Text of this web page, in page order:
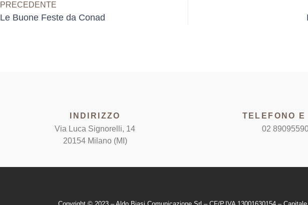
PRECEDENTE
Le Buone Feste da Conad
INDIRIZZO
Via Luca Signorelli, 14
20154 Milano (MI)
TELEFONO E
02